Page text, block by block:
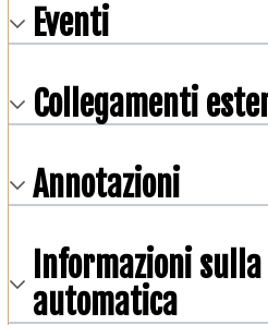
Eventi
Collegamenti
Annotazioni
Informazioni
automatica